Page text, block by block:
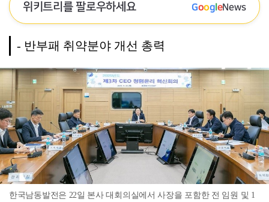
위키트리를 팔로우하세요 GoogleNews
- 반부패 취약분야 개선 총력
한국남동발전은 22일 본사 대회의실에서 사장을 포함한 전 임원 및 1